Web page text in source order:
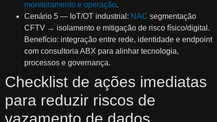
monitoramento e operação.
Cenário 5 — IoT/OT industrial: NAC segmentação
CFTV → isolamento e mitigação de risco físico/digital.
Benefício: integração entre rede, identidade e endpoint
com consultoria ABX para alinhar tecnologia,
processos e governança.
Checklist de ações imediatas
para reduzir riscos de